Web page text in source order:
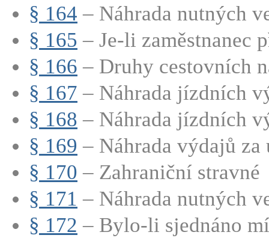
§ 164 – Náhrada nutných
§ 165 – Je-li zaměstnanec
§ 166 – Druhy cestovních
§ 167 – Náhrada jízdních
§ 168 – Náhrada jízdních
§ 169 – Náhrada výdajů
§ 170 – Zahraniční stravné
§ 171 – Náhrada nutných
§ 172 – Bylo-li sjednáno